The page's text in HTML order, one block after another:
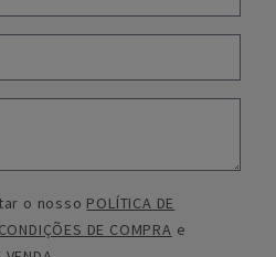
o nosso POLÍTICA DE
DE COMPRA e